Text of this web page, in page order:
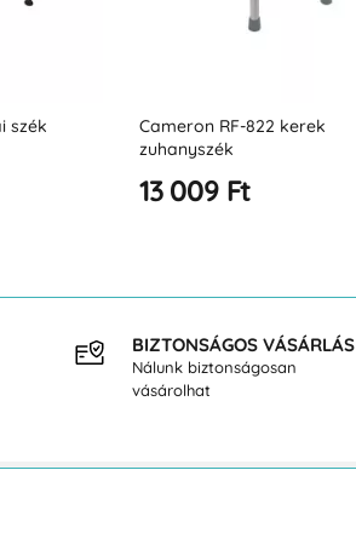
Wilson zuhanyszék
15 173 Ft
BIZTONSÁGOS VÁSÁRLÁS
Nálunk biztonságosan
vásárolhat